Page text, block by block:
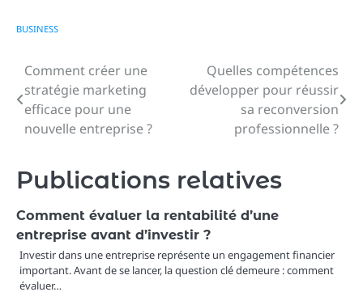
BUSINESS
Navigation
de
l’article
Comment créer une
stratégie marketing
efficace pour une
nouvelle entreprise ?
Quelles compétences
développer pour réussir
sa reconversion
professionnelle ?
Publications relatives
Comment évaluer la rentabilité d’une
entreprise avant d’investir ?
Investir dans une entreprise représente un engagement financier
important. Avant de se lancer, la question clé demeure : comment
évaluer…